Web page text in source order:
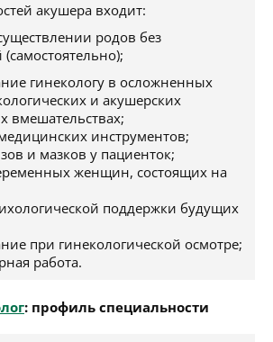
акушера входит:
родов без
гинекологу в осложненных
и акушерских
вмешательствах;
инструментов;
и мазков у пациенток;
женщин, состоящих на
поддержки будущих
при гинекологической осмотре;
работа.
: профиль специальности